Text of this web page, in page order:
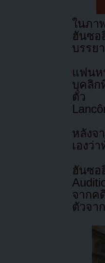
ในภา
ฮันซอ
บรรย
แฟนห
บุคลิก
ตัว เ
หลังจ
เองว่
ฮันซอ
จากค
ตัวจา